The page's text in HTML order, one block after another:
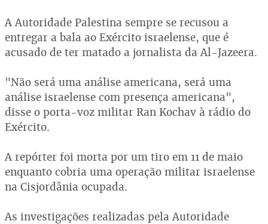
A Autoridade Palestina sempre se recusou a
entregar a bala ao Exército israelense, que é
acusado de ter matado a jornalista da Al-Jazeera.
"Não será uma análise americana, será uma
análise israelense com presença americana",
disse o porta-voz militar Ran Kochav à rádio do
Exército.
A repórter foi morta por um tiro em 11 de maio
enquanto cobria uma operação militar israelense
na Cisjordânia ocupada.
As investigações realizadas pela Autoridade